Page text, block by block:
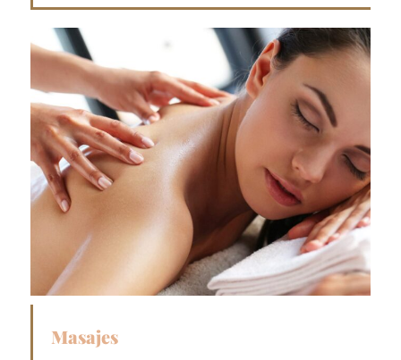
Masajes